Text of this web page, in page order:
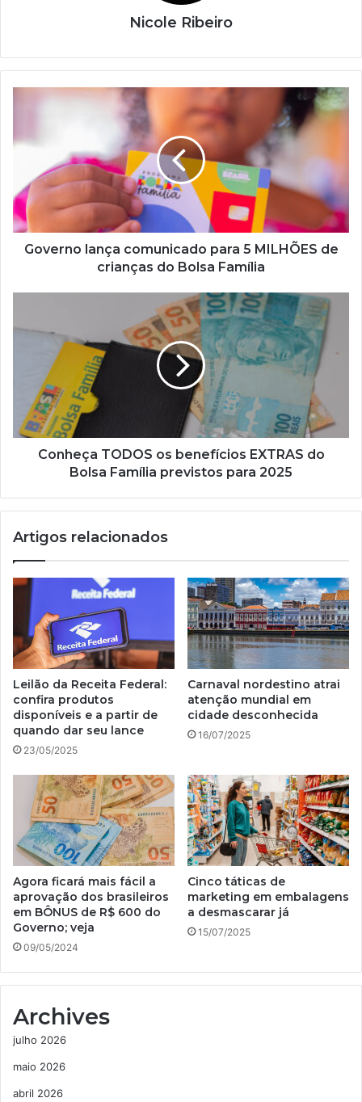
Nicole Ribeiro
Governo
para
MILHÕES
de
crianças
do
Bolsa
Governo lança comunicado para 5 MILHÕES de
crianças do Bolsa Família
os
benefícios
EXTRAS
Bolsa
Família
previstos
Conheça TODOS os benefícios EXTRAS do
Bolsa Família previstos para 2025
Artigos relacionados
Leilão da Receita Federal:
confira produtos
disponíveis e a partir de
quando dar seu lance
23/05/2025
Carnaval nordestino atrai
atenção mundial em
cidade desconhecida
16/07/2025
Agora ficará mais fácil a
aprovação dos brasileiros
em BÔNUS de R$ 600 do
Governo; veja
09/05/2024
Cinco táticas de
marketing em embalagens
a desmascarar já
15/07/2025
Archives
julho 2026
maio 2026
abril 2026